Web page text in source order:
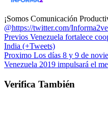
¡Somos Comunicación
@https://twitter.com/Informa2ve
Previos Venezuela fortalece
India (+Tweets)
Proximo Los días 8 y 9 de
Venezuela 2019 impulsará el
Verifica También